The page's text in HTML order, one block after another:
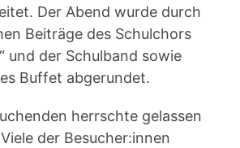
Der Abend wurde durch
Beiträge des Schulchors
und der Schulband sowie
Buffet abgerundet.
herrschte gelassen
der Besucher:innen